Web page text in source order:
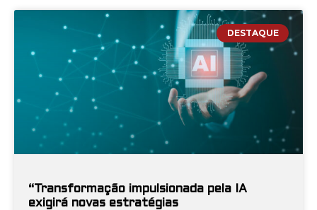
DESTAQUE
“Transformação impulsionada pela IA
exigirá novas estratégias